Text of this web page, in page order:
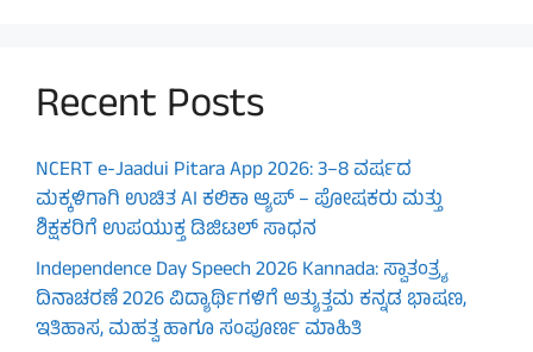
Recent Posts
NCERT e-Jaadui Pitara App 2026: 3–8 ವರ್ಷದ
ಮಕ್ಕಳಿಗಾಗಿ ಉಚಿತ AI ಕಲಿಕಾ ಆ್ಯಪ್ – ಪೋಷಕರು ಮತ್ತು
ಶಿಕ್ಷಕರಿಗೆ ಉಪಯುಕ್ತ ಡಿಜಿಟಲ್ ಸಾಧನ
Independence Day Speech 2026 Kannada: ಸ್ವಾತಂತ್ರ್ಯ
ದಿನಾಚರಣೆ 2026 ವಿದ್ಯಾರ್ಥಿಗಳಿಗೆ ಅತ್ಯುತ್ತಮ ಕನ್ನಡ ಭಾಷಣ,
ಇತಿಹಾಸ, ಮಹತ್ವ ಹಾಗೂ ಸಂಪೂರ್ಣ ಮಾಹಿತಿ